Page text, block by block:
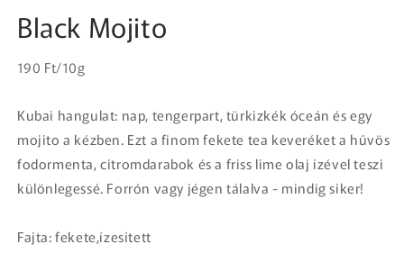
megnyitása
a
párbeszédpanelen
Black Mojito
Normál
Egységár
190 Ft/10g
Kubai hangulat: nap, tengerpart, türkizkék óceán és egy
mojito a kézben. Ezt a finom fekete tea keveréket a hűvös
fodormenta, citromdarabok és a friss lime olaj ízével teszi
különlegessé. Forrón vagy jégen tálalva - mindig siker!
Fajta: fekete,ízesített